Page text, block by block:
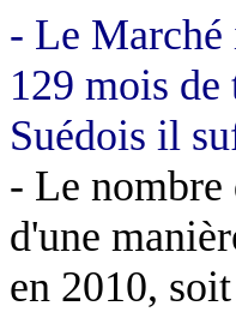
- Le
129 mois
Suédois il
- Le nombre
d'une
en 2010,